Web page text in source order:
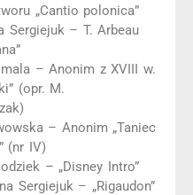
„Cantio polonica”
Sergiejuk – T. Arbeau
– Anonim z XVIII w.
(opr. M.
– Anonim „Taniec
(nr IV)
– „Disney Intro”
Sergiejuk – „Rigaudon”